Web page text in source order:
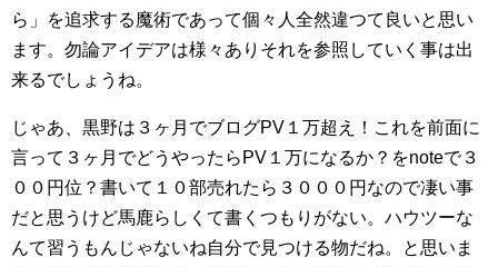
ら」を追求する魔術であって個々人全然違つて良いと思い
ます。勿論アイデアは様々ありそれを参照していく事は出
来るでしょうね。
じゃあ、黒野は３ヶ月でブログPV１万超え！これを前面に
言って３ヶ月でどうやったらPV１万になるか？をnoteで３
００円位？書いて１０部売れたら３０００円なので凄い事
だと思うけど馬鹿らしくて書くつもりがない。ハウツーな
んて習うもんじゃないね自分で見つける物だね。と思いま